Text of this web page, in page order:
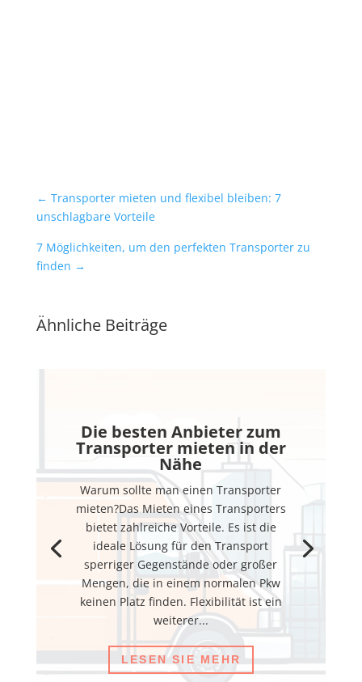
← Transporter mieten und flexibel bleiben: 7
unschlagbare Vorteile
7 Möglichkeiten, um den perfekten Transporter zu
finden →
Ähnliche Beiträge
Die besten Anbieter zum
Transporter mieten in der
Nähe
Warum sollte man einen Transporter
mieten?Das Mieten eines Transporters
bietet zahlreiche Vorteile. Es ist die
ideale Lösung für den Transport
sperriger Gegenstände oder großer
Mengen, die in einem normalen Pkw
keinen Platz finden. Flexibilität ist ein
weiterer...
LESEN SIE MEHR